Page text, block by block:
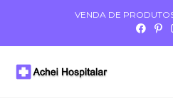
VENDA DE